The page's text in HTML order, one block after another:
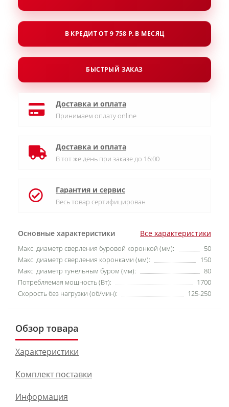
Основные характеристики Все характеристики
Макс. диаметр сверления буровой коронкой (мм):
50
Макс. диаметр сверления коронками (мм):
150
Макс. диаметр тунельным буром (мм):
80
Потребляемая мощность (Вт):
1700
Скорость без нагрузки (об/мин):
125-250
В КРЕДИТ ОТ 9 758 Р. В МЕСЯЦ
БЫСТРЫЙ ЗАКАЗ
Доставка и оплата
Принимаем оплату online
Доставка и оплата
В тот же день при заказе до 16:00
Гарантия и сервис
Весь товар сертифицирован
Обзор товара
Характеристики
Комплект поставки
Информация